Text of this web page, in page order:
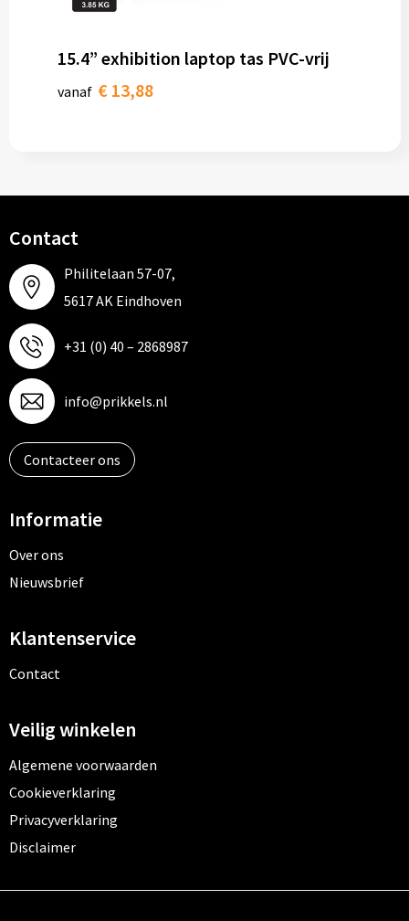
15.4” exhibition laptop tas PVC-vrij
vanaf € 13,88
Contact
Philitelaan 57-07,
5617 AK Eindhoven
+31 (0) 40 – 2868987
info@prikkels.nl
Contacteer ons
Informatie
Over ons
Nieuwsbrief
Klantenservice
Contact
Veilig winkelen
Algemene voorwaarden
Cookieverklaring
Privacyverklaring
Disclaimer